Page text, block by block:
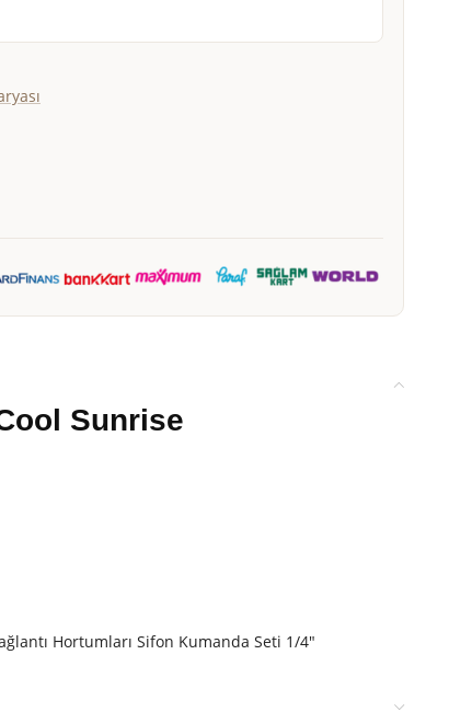
Sunrise
Hortumları Sifon Kumanda Seti 1/4"